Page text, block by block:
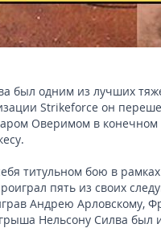
был одним из лучших
Strikeforce он
Оверимом в
титульном бою в
пять из своих
Андрею Арловскому,
Нельсону Силва был